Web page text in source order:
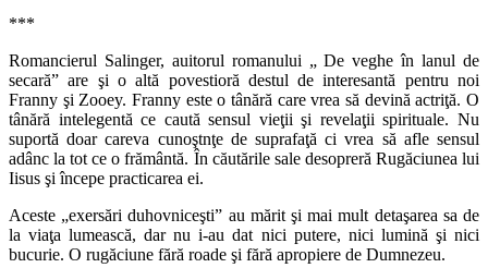
***
Romancierul Salinger, auitorul romanului „ De veghe în lanul de
secară” are şi o altă povestioră destul de interesantă pentru noi
Franny şi Zooey. Franny este o tânără care vrea să devină actriţă. O
tânără intelegentă ce caută sensul vieţii şi revelaţii spirituale. Nu
suportă doar careva cunoştnţe de suprafaţă ci vrea să afle sensul
adânc la tot ce o frământă. În căutările sale desopreră Rugăciunea lui
Iisus şi începe practicarea ei.
Aceste „exersări duhovniceşti” au mărit şi mai mult detaşarea sa de
la viaţa lumească, dar nu i-au dat nici putere, nici lumină şi nici
bucurie. O rugăciune fără roade şi fără apropiere de Dumnezeu.